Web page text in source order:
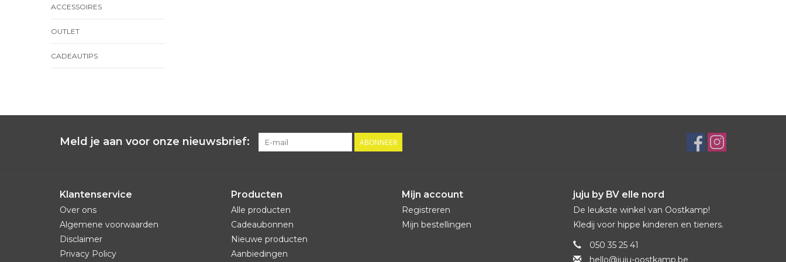
ACCESSOIRES
OUTLET
CADEAUTIPS
Meld je aan voor onze nieuwsbrief: ABONNEER
Klantenservice
Over ons
Algemene voorwaarden
Disclaimer
Privacy Policy
Producten
Alle producten
Cadeaubonnen
Nieuwe producten
Aanbiedingen
Mijn account
Registreren
Mijn bestellingen
juju by BV elle nord
De leukste winkel van Oostkamp!
Kledij voor hippe kinderen en tieners.
050 35 25 41
hello@juju-oostkamp.be